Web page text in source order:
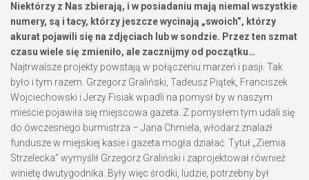
Niektórzy z Nas zbierają, i w posiadaniu mają niemal wszystkie
numery, są i tacy, którzy jeszcze wycinają „swoich”, którzy
akurat pojawili się na zdjęciach lub w sondzie. Przez ten szmat
czasu wiele się zmieniło, ale zacznijmy od początku…
Najtrwalsze projekty powstają w połączeniu marzeń i pasji. Tak
było i tym razem. Grzegorz Graliński, Tadeusz Piątek, Franciszek
Wojciechowski i Jerzy Fisiak wpadli na pomysł by w naszym
mieście pojawiła się miejscowa gazeta. Z pomysłem tym udali się
do ówczesnego burmistrza – Jana Chmiela, włodarz znalazł
fundusze w miejskiej kasie i gazeta mogła działać. Tytuł „Ziemia
Strzelecka” wymyślił Grzegorz Graliński i zaprojektował również
winietę dwutygodnika. Były więc środki, ludzie, potrzebny był